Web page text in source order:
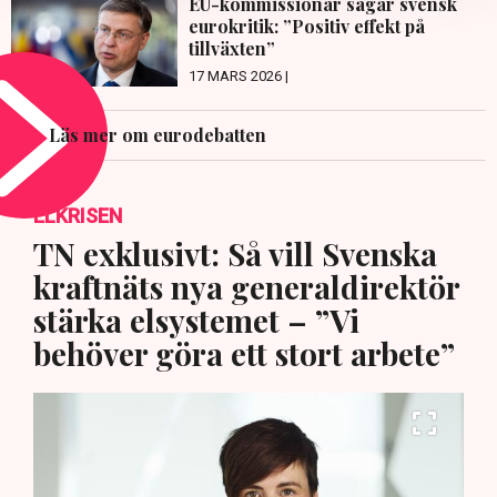
eurokritik: ”Positiv effekt på
tillväxten”
17 MARS 2026 |
Läs mer om eurodebatten
ELKRISEN
TN exklusivt: Så vill Svenska
kraftnäts nya generaldirektör
stärka elsystemet – ”Vi
behöver göra ett stort arbete”